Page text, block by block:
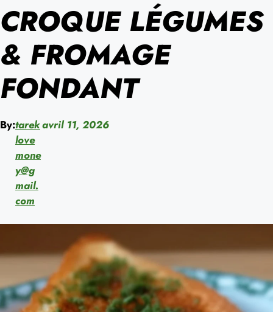
CROQUE LÉGUMES
& FROMAGE
FONDANT
By:tarek
love
mone
y@g
mail.
com
avril 11, 2026